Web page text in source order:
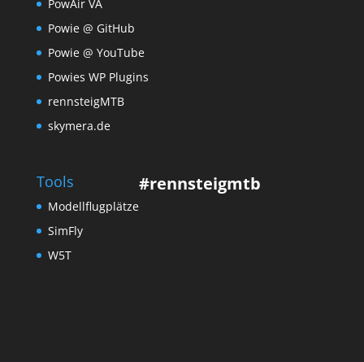
PowAir VA
Powie @ GitHub
Powie @ YouTube
Powies WP Plugins
rennsteigMTB
skymera.de
Tools
Modellflugplätze
SimFly
W5T
#rennsteigmtb